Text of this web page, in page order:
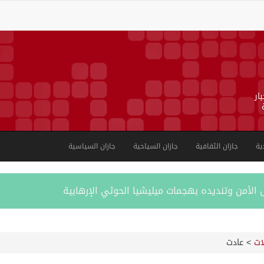
جازان الثقافية جازان السياحية جازان السياسية
وتنديده بهجمات ميليشيا الحوثي الإرهابية
>عادت